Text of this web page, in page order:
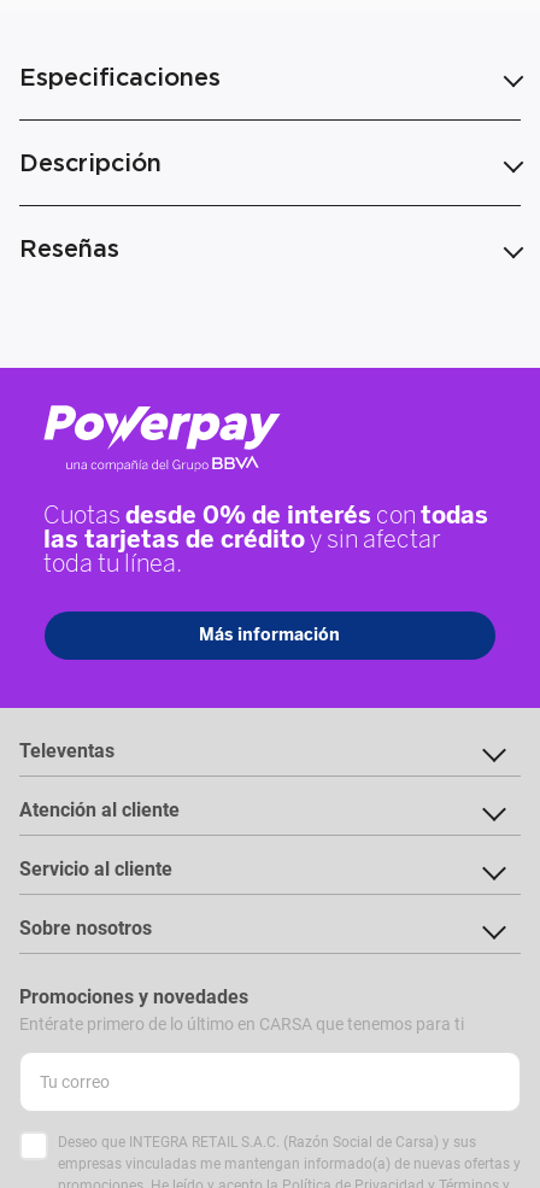
Especificaciones
Descripción
Reseñas
Televentas
Atención al cliente
Servicio al cliente
Sobre nosotros
Promociones y novedades
Entérate primero de lo último en CARSA que tenemos para ti
Deseo que INTEGRA RETAIL S.A.C. (Razón Social de Carsa) y sus
empresas vinculadas me mantengan informado(a) de nuevas ofertas y